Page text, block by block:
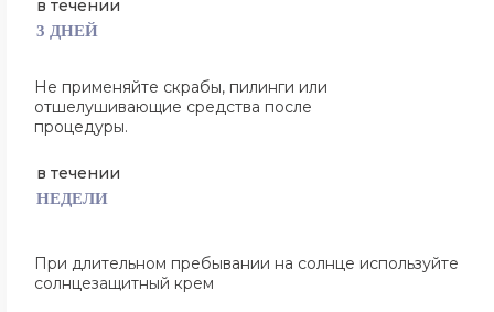
в течении
3 ДНЕЙ
Не применяйте скрабы, пилинги или
отшелушивающие средства после
процедуры.
в течении
НЕДЕЛИ
При длительном пребывании на солнце используйте
солнцезащитный крем